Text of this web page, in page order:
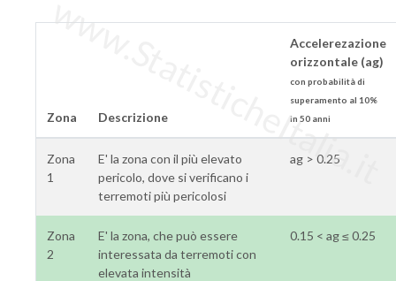
Zona Descrizione
Accelerezazione
orizzontale (ag)
con probabilità di
superamento al 10%
in 50 anni
Zona
1
E' la zona con il più elevato
pericolo, dove si verificano i
terremoti più pericolosi
ag > 0.25
Zona
2
E' la zona, che può essere
interessata da terremoti con
elevata intensità
0.15 < ag ≤ 0.25
www.StatisticheItalia.it